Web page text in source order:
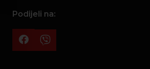
Podijeli na: